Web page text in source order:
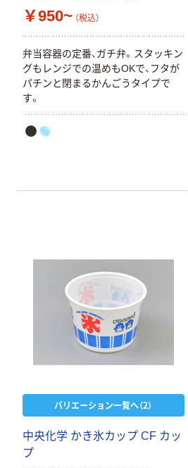
￥950~ （税込）
弁当容器の定番、ガチ弁。スタッキン
グもレンジでの温めもOKで、フタが
パチンと閉まるかんごうタイプで
す。
バリエーション一覧へ（2）
中央化学 かき氷カップ CF カッ
プ